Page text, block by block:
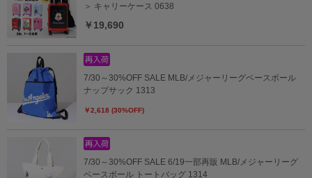
＞ キャリーケース 0638
￥19,690
7/30～30%OFF SALE MLB/メジャーリーグベースボール
ナップサック 1313
￥2,618 (30%OFF)
7/30～30%OFF SALE 6/19一部再販 MLB/メジャーリーグ
ベースボール トートバッグ 1314